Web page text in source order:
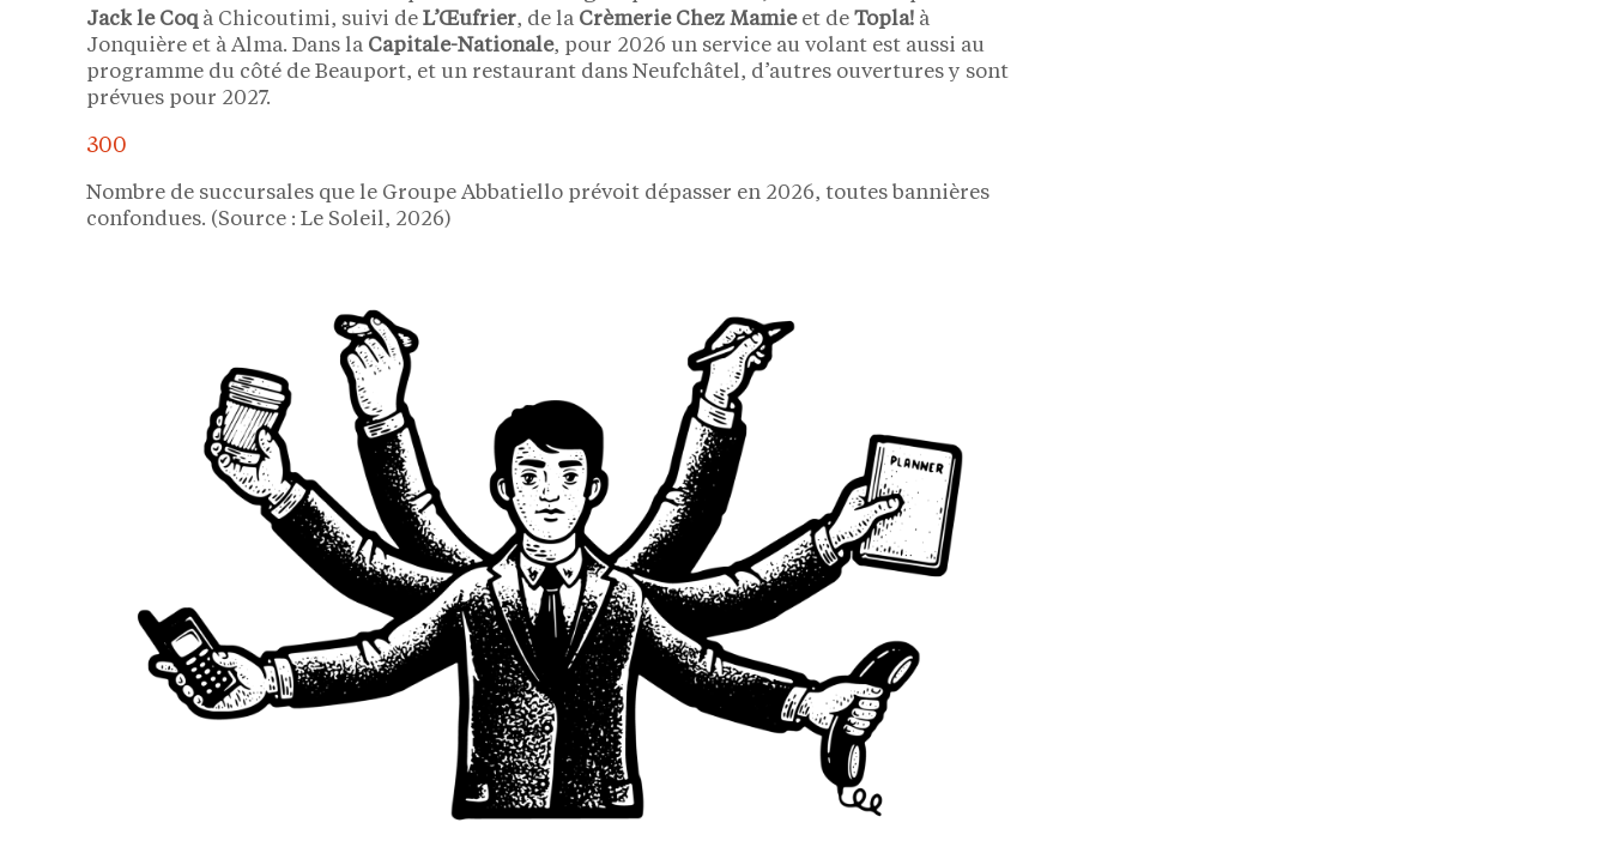
Jack le Coq à Chicoutimi, suivi de L’Œufrier, de la Crèmerie Chez Mamieet de Topla! à
Jonquière et à Alma. Dans la Capitale-Nationale, pour 2026 un service au volant est aussi au
programme du côté de Beauport, et un restaurant dans Neufchâtel, d’autres ouvertures y sont
prévues pour 2027.
300
Nombre de succursales que le Groupe Abbatiello prévoit dépasser en 2026, toutes bannières
confondues. (Source : Le Soleil, 2026)